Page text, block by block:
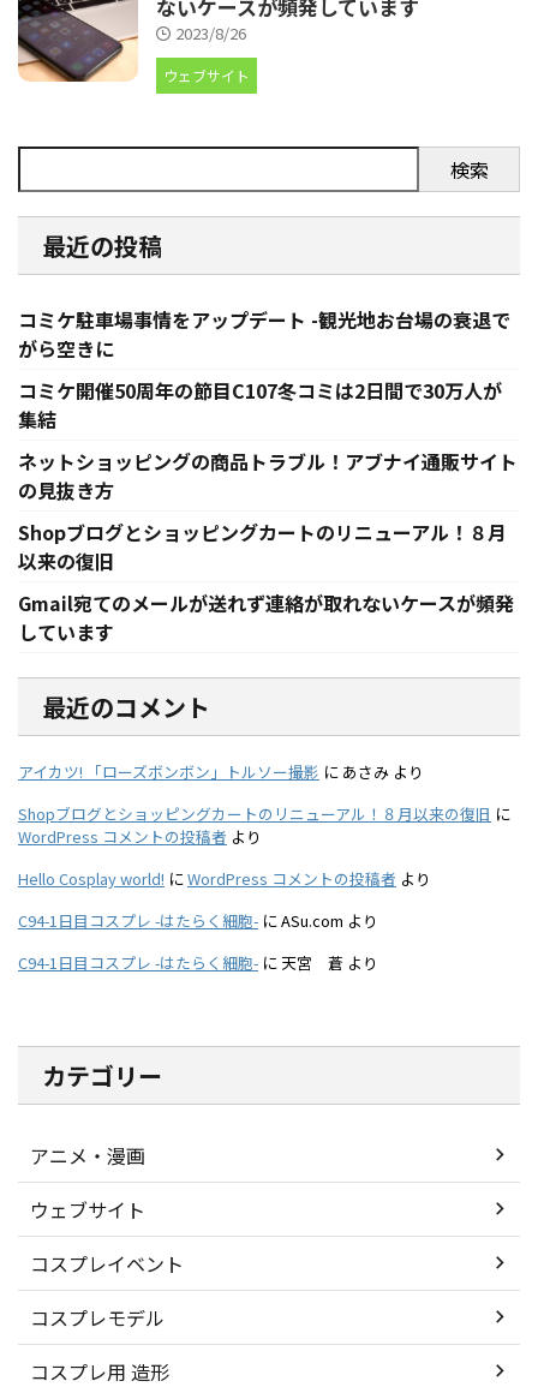
ないケースが頻発しています
2023/8/26
ウェブサイト
検索
最近の投稿
コミケ駐車場事情をアップデート -観光地お台場の衰退で
がら空きに
コミケ開催50周年の節目C107冬コミは2日間で30万人が
集結
ネットショッピングの商品トラブル！アブナイ通販サイト
の見抜き方
Shopブログとショッピングカートのリニューアル！８月
以来の復旧
Gmail宛てのメールが送れず連絡が取れないケースが頻発
しています
最近のコメント
アイカツ! 「ローズボンボン」トルソー撮影 に あさみ より
Shopブログとショッピングカートのリニューアル！８月以来の復旧 に
WordPress コメントの投稿者 より
Hello Cosplay world! にWordPress コメントの投稿者 より
C94-1日目コスプレ -はたらく細胞- にASu.com より
C94-1日目コスプレ -はたらく細胞- に 天宮 蒼 より
カテゴリー
アニメ・漫画
ウェブサイト
コスプレイベント
コスプレモデル
コスプレ用 造形